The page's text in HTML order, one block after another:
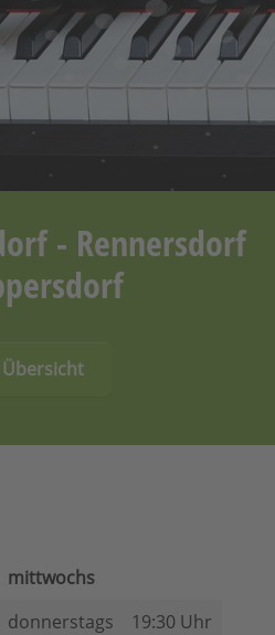
- Rennersdorf
mittwochs
donnerstags 19:30 Uhr